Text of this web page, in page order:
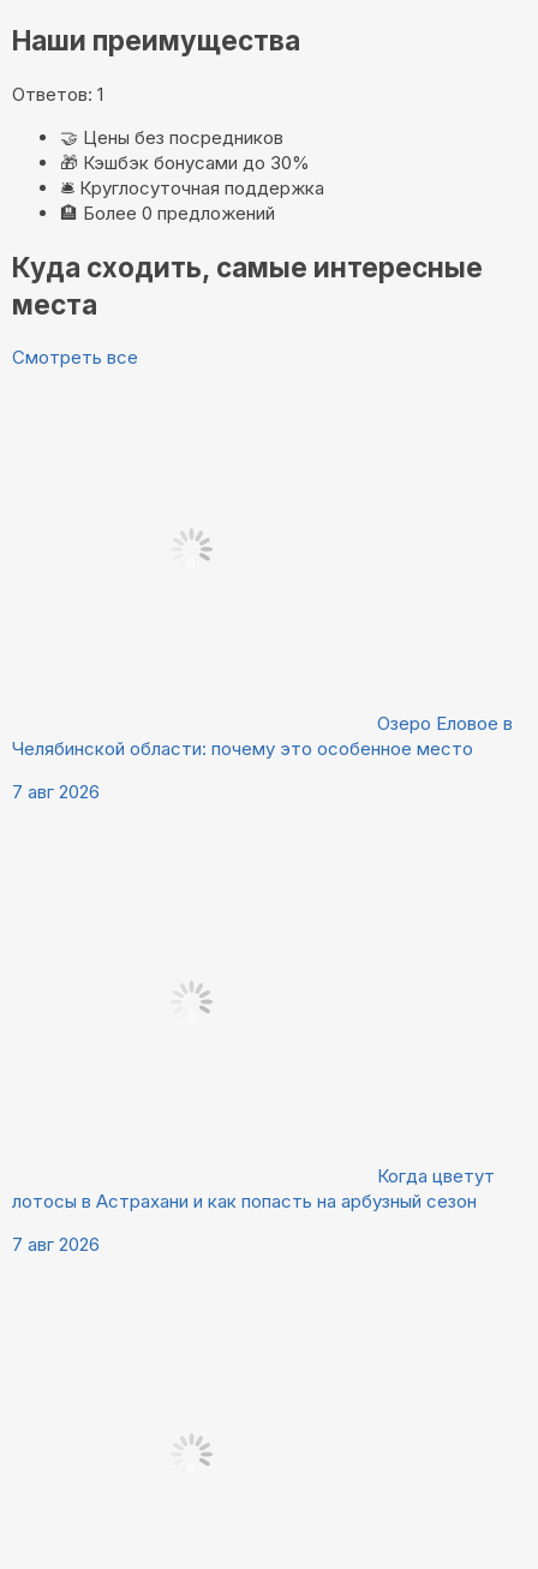
Наши преимущества
Ответов: 1
🤝 Цены без посредников
🎁 Кэшбэк бонусами до 30%
🛎️ Круглосуточная поддержка
🏨 Более 0 предложений
Куда сходить, самые интересные
места
Смотреть все
Озеро Еловое в
Челябинской области: почему это особенное место
7 авг 2026
Когда цветут
лотосы в Астрахани и как попасть на арбузный сезон
7 авг 2026